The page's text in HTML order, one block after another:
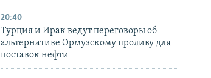
20:40
Турция и Ирак ведут переговоры об
альтернативе Ормузскому проливу для
поставок нефти